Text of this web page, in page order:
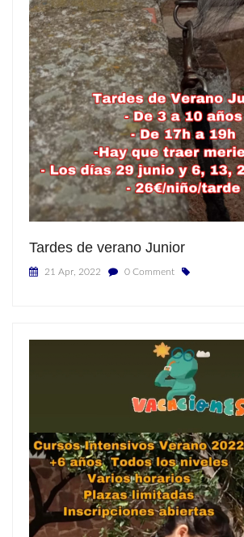
Tardes de verano Junior
21 Apr, 2022 0 Comment